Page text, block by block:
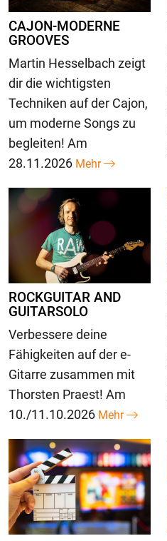
CAJON-MODERNE
GROOVES
Martin Hesselbach zeigt
dir die wichtigsten
Techniken auf der Cajon,
um moderne Songs zu
begleiten! Am
28.11.2026 Mehr
ROCKGUITAR AND
GUITARSOLO
Verbessere deine
Fähigkeiten auf der e-
Gitarre zusammen mit
Thorsten Praest! Am
10./11.10.2026 Mehr